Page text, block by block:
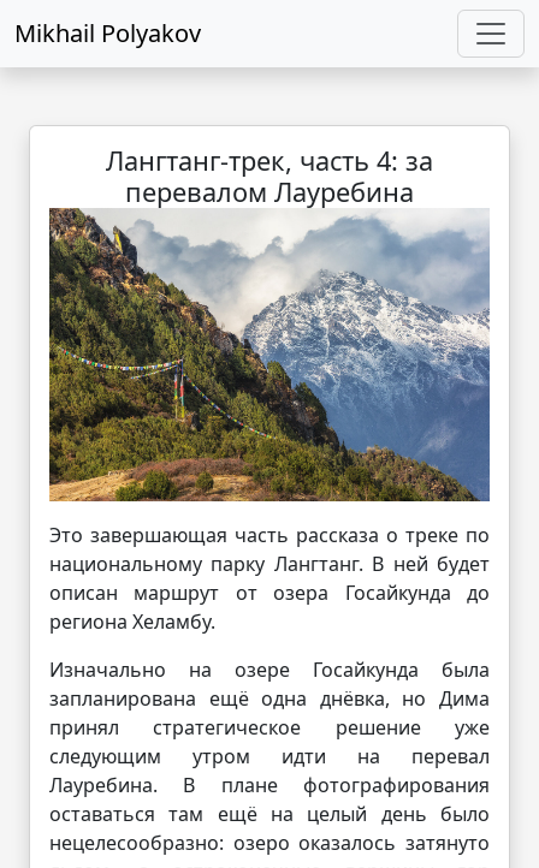
Mikhail Polyakov
Лангтанг-трек, часть 4: за
перевалом Лауребина
Это завершающая часть рассказа о треке по
национальному парку Лангтанг. В ней будет
описан маршрут от озера Госайкунда до
региона Хеламбу.
Изначально на озере Госайкунда была
запланирована ещё одна днёвка, но Дима
принял стратегическое решение уже
следующим утром идти на перевал
Лауребина. В плане фотографирования
оставаться там ещё на целый день было
нецелесообразно: озеро оказалось затянуто